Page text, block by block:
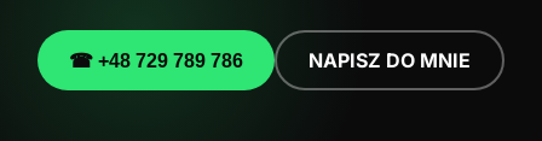
☎ +48 729 789 786 NAPISZ DO MNIE